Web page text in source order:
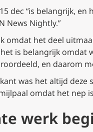
dec “is belangrijk,
News Nightly.”
omdat het deel
is belangrijk omdat
en daarom
was het altijd
omdat het nep
werk